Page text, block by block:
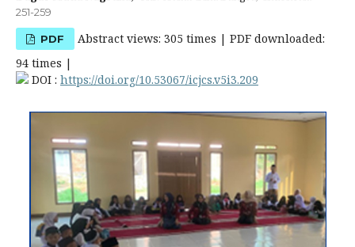
251-259
PDF
Abstract views: 305 times | PDF downloaded:
94 times |
DOI : https://doi.org/10.53067/icjcs.v5i3.209